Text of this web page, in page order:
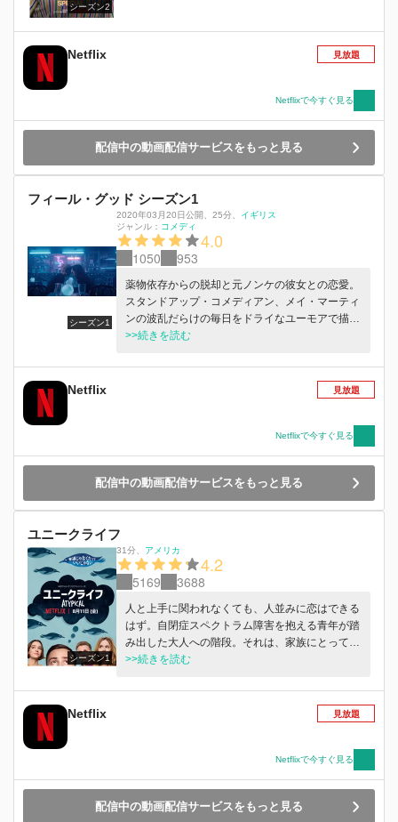
シーズン2
Netflix 見放題
Netflixで今すぐ見る
配信中の動画配信サービスをもっと見る
フィール・グッド シーズン1
シーズン1
2020年03月20日公開 25分
イギリス
ジャンル： コメディ
4.0
1050 953
薬物依存からの脱却と元ノンケの彼女との恋愛。
スタンドアップ・コメディアン、メイ・マーティ
ンの波乱だらけの毎日をドライなユーモアで描く
コメディドラマ。
>>続きを読む
Netflix 見放題
Netflixで今すぐ見る
配信中の動画配信サービスをもっと見る
ユニークライフ
シーズン1
31分 アメリカ
4.2
5169 3688
人と上手に関われなくても、人並みに恋はできる
はず。自閉症スペクトラム障害を抱える青年が踏
み出した大人への階段。それは、家族にとっても
新しい挑戦となる。
>>続きを読む
Netflix 見放題
Netflixで今すぐ見る
配信中の動画配信サービスをもっと見る